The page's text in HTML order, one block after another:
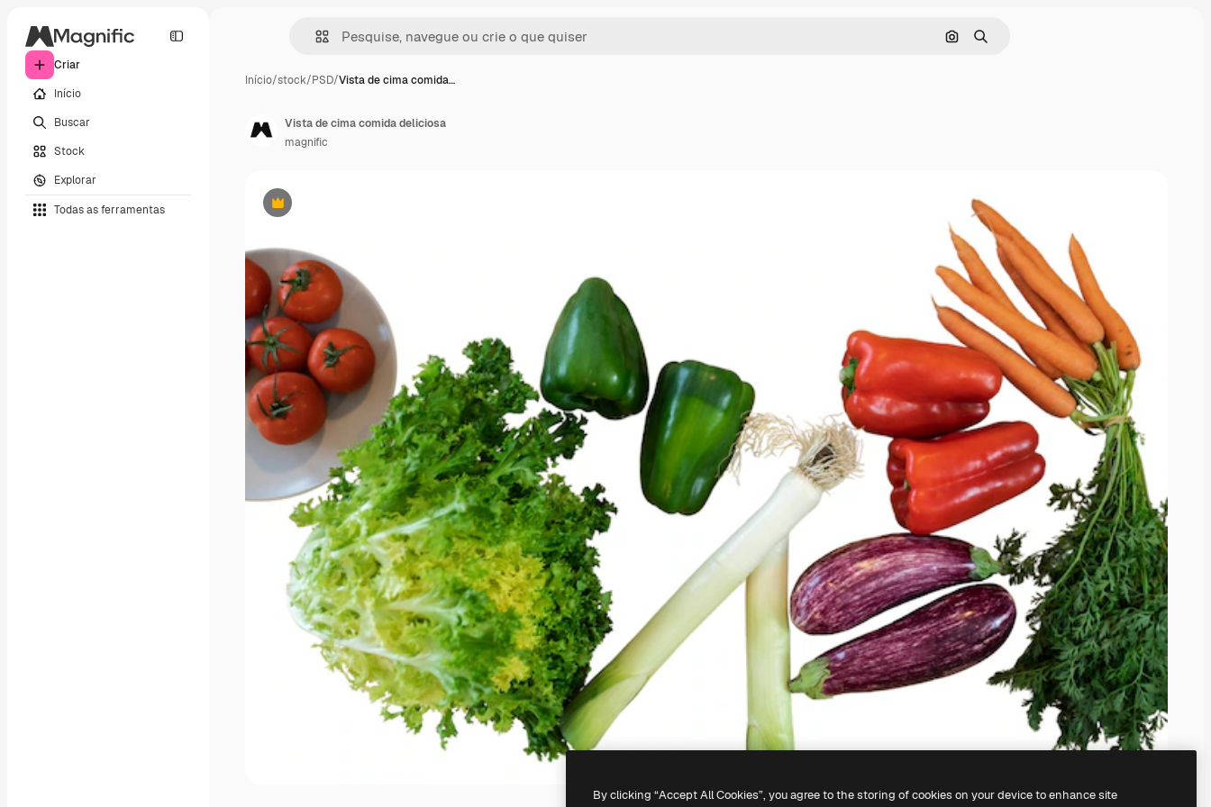
Criar
Início
Buscar
Stock
Explorar
Todas as ferramentas
Pesquisar por imagem
Buscar
Início/stock/PSD/Vista de cima comida…
Premium
Vista de cima comida deliciosa
magnific
By clicking “Accept All Cookies”, you agree to the storing of cookies on your device to enhance site